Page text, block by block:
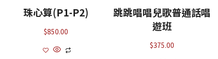
珠心算(P1-P2)
$850.00
跳跳唱唱兒歌普通話唱
遊班
$375.00